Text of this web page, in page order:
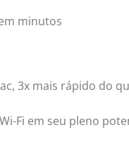
minutos
3x mais rápido do
Fi em seu pleno